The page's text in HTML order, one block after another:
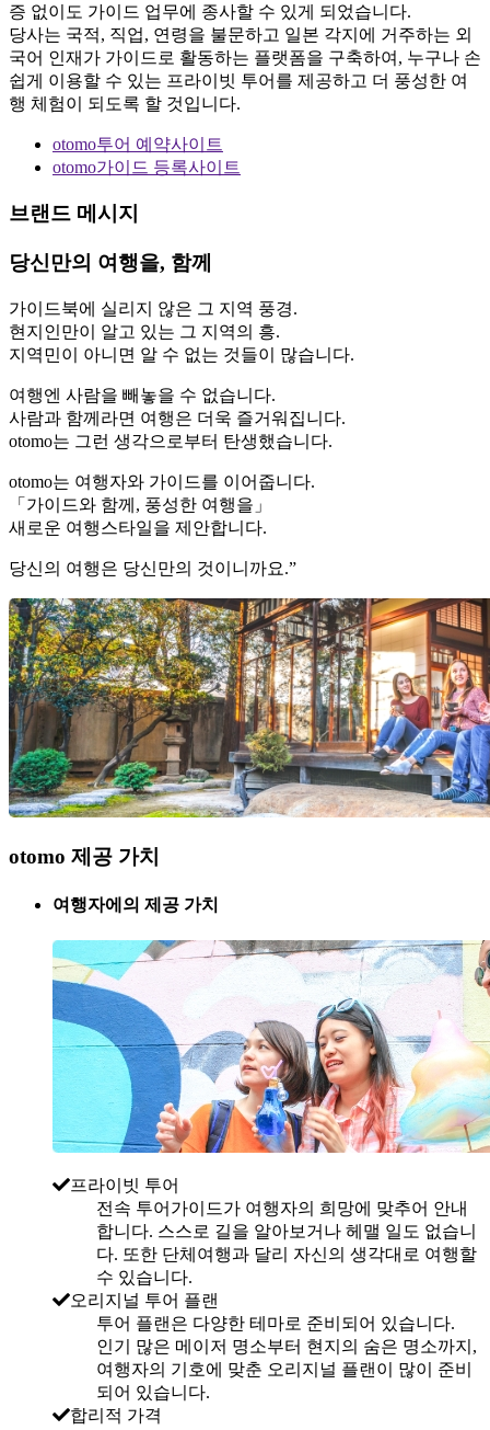
증 없이도 가이드 업무에 종사할 수 있게 되었습니다.
당사는 국적, 직업, 연령을 불문하고 일본 각지에 거주하는 외
국어 인재가 가이드로 활동하는 플랫폼을 구축하여, 누구나 손
쉽게 이용할 수 있는 프라이빗 투어를 제공하고 더 풍성한 여
행 체험이 되도록 할 것입니다.
otomo투어 예약사이트
otomo가이드 등록사이트
브랜드 메시지
당신만의 여행을, 함께
가이드북에 실리지 않은 그 지역 풍경.
현지인만이 알고 있는 그 지역의 흥.
지역민이 아니면 알 수 없는 것들이 많습니다.
여행엔 사람을 빼놓을 수 없습니다.
사람과 함께라면 여행은 더욱 즐거워집니다.
otomo는 그런 생각으로부터 탄생했습니다.
otomo는 여행자와 가이드를 이어줍니다.
「가이드와 함께, 풍성한 여행을」
새로운 여행스타일을 제안합니다.
당신의 여행은 당신만의 것이니까요.”
otomo 제공 가치
여행자에의 제공 가치
프라이빗 투어
전속 투어가이드가 여행자의 희망에 맞추어 안내
합니다. 스스로 길을 알아보거나 헤맬 일도 없습니
다. 또한 단체여행과 달리 자신의 생각대로 여행할
수 있습니다.
오리지널 투어 플랜
투어 플랜은 다양한 테마로 준비되어 있습니다.
인기 많은 메이저 명소부터 현지의 숨은 명소까지,
여행자의 기호에 맞춘 오리지널 플랜이 많이 준비
되어 있습니다.
합리적 가격